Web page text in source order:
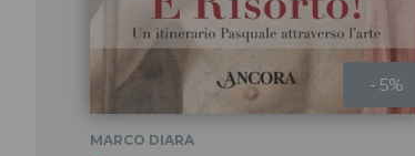
- 5%
MARCO DIARA